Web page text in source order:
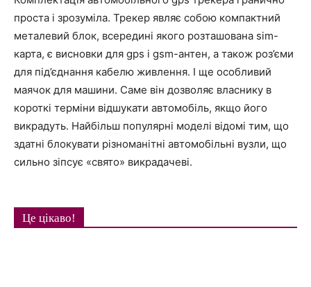
проста і зрозуміла. Трекер являє собою компактний
металевий блок, всередині якого розташована sim-
карта, є висновки для gps і gsm-антен, а також роз’єми
для під’єднання кабелю живлення. І ще особливий
маячок для машини. Саме він дозволяє власнику в
короткі терміни відшукати автомобіль, якщо його
викрадуть. Найбільш популярні моделі відомі тим, що
здатні блокувати різноманітні автомобільні вузли, що
сильно зіпсує «свято» викрадачеві.
Це цікаво!